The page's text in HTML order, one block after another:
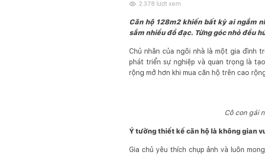
2.378 lượt xem
Căn hộ 128m2 khiến bất kỳ ai ngắm
sắm nhiều đồ đạc. Từng góc nhỏ đều
Chủ nhân của ngôi nhà là một gia đình
phát triển sự nghiệp và quan trọng là
rộng mở hơn khi mua căn hộ trên cao
Cô con gái
Ý tưởng thiết kế căn hộ là không gian
Gia chủ yêu thích chụp ảnh và luôn